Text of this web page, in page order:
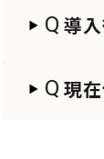
Q導
Q現